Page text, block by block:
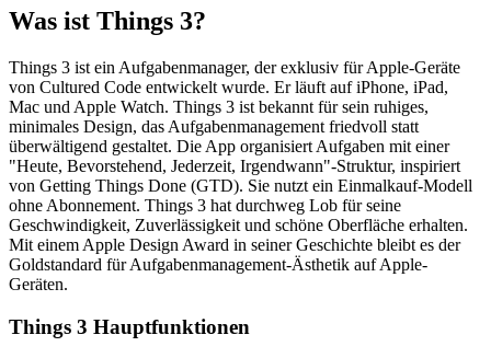
Was ist Things 3?
Things 3 ist ein Aufgabenmanager, der exklusiv für Apple-Geräte
von Cultured Code entwickelt wurde. Er läuft auf iPhone, iPad,
Mac und Apple Watch. Things 3 ist bekannt für sein ruhiges,
minimales Design, das Aufgabenmanagement friedvoll statt
überwältigend gestaltet. Die App organisiert Aufgaben mit einer
"Heute, Bevorstehend, Jederzeit, Irgendwann"-Struktur, inspiriert
von Getting Things Done (GTD). Sie nutzt ein Einmalkauf-Modell
ohne Abonnement. Things 3 hat durchweg Lob für seine
Geschwindigkeit, Zuverlässigkeit und schöne Oberfläche erhalten.
Mit einem Apple Design Award in seiner Geschichte bleibt es der
Goldstandard für Aufgabenmanagement-Ästhetik auf Apple-
Geräten.
Things 3 Hauptfunktionen